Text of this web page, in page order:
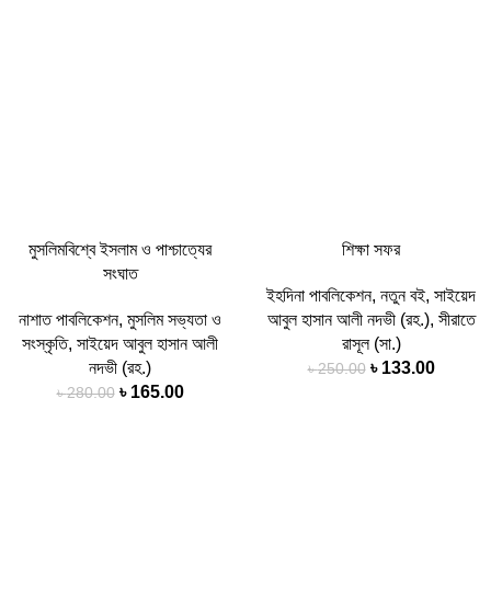
মুসলিমবিশ্বে ইসলাম ও পাশ্চাত্যের
সংঘাত
নাশাত পাবলিকেশন, মুসলিম সভ্যতা ও
সংস্কৃতি, সাইয়েদ আবুল হাসান আলী
নদভী (রহ.)
৳280.00 Original
৳ 165.00Current
শিক্ষা সফর
ইহদিনা পাবলিকেশন, নতুন বই, সাইয়েদ
আবুল হাসান আলী নদভী (রহ.), সীরাতে
রাসূল (সা.)
৳250.00 Original
৳ 133.00Current